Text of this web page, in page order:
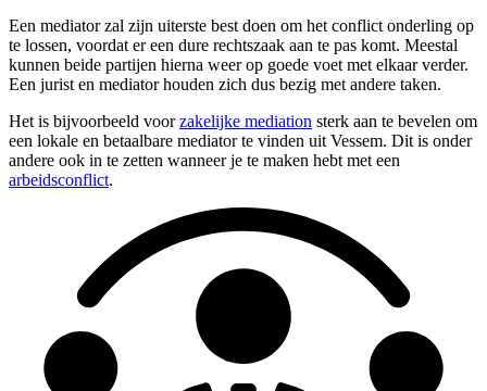
Een mediator zal zijn uiterste best doen om het conflict onderling op
te lossen, voordat er een dure rechtszaak aan te pas komt. Meestal
kunnen beide partijen hierna weer op goede voet met elkaar verder.
Een jurist en mediator houden zich dus bezig met andere taken.
Het is bijvoorbeeld voorzakelijke mediation sterk aan te bevelen om
een lokale en betaalbare mediator te vinden uit Vessem. Dit is onder
andere ook in te zetten wanneer je te maken hebt met een
arbeidsconflict.